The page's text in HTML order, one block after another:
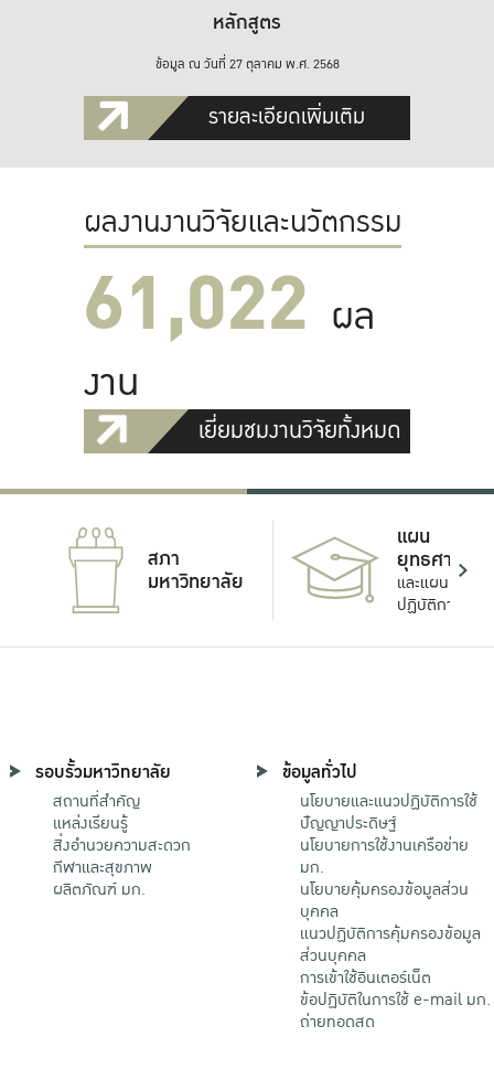
หลักสูตร
ข้อมูล ณ วันที่ 27 ตุลาคม พ.ศ. 2568
รายละเอียดเพิ่มเติม
ผลงานงานวิจัยและนวัตกรรม
61,022 ผล
งาน
เยี่ยมชมงานวิจัยทั้งหมด
สภา
มหาวิทยาลัย
แผน
ยุทธศาสตร์
และแผน
ปฏิบัติการ
รอบรั้วมหาวิทยาลัย
สถานที่สำคัญ
แหล่งเรียนรู้
สิ่งอำนวยความสะดวก
กีฬาและสุขภาพ
ผลิตภัณฑ์ มก.
ข้อมูลทั่วไป
นโยบายและแนวปฏิบัติการใช้
ปัญญาประดิษฐ์
นโยบายการใช้งานเครือข่าย
มก.
นโยบายคุ้มครองข้อมูลส่วน
บุคคล
แนวปฏิบัติการคุ้มครองข้อมูล
ส่วนบุคคล
การเข้าใช้อินเตอร์เน็ต
ข้อปฏิบัติในการใช้ e-mail มก.
ถ่ายทอดสด